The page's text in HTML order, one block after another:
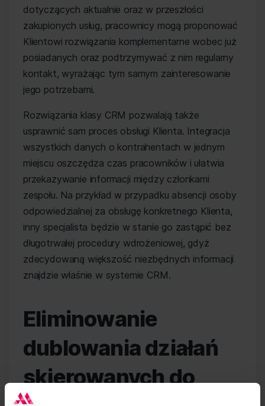
dotyczących aktualnie oraz w przeszłości
zakupionych usług, pracownicy mogą proponować
Klientowi rozwiązania komplementarne wobec już
posiadanych oraz podtrzymywać z nim regularny
kontakt, wyrażając tym samym zainteresowanie
jego potrzebami.
Rozwiązania klasy CRM pozwalają także
usprawnić sam proces obsługi Klienta. Integracja
wszystkich danych o kontrahentach w jednym
miejscu oszczędza czas pracowników i ułatwia
przekazywanie informacji między członkami
zespołu. Na przykład w przypadku absencji osoby
odpowiedzialnej za obsługę konkretnego Klienta,
inny specjalista będzie w stanie go zastąpić bez
długotrwałej procedury wdrożeniowej, gdyż
zdecydowaną większość niezbędnych informacji
znajdzie właśnie w systemie CRM.
Eliminowanie
dublowania działań
skierowanych do